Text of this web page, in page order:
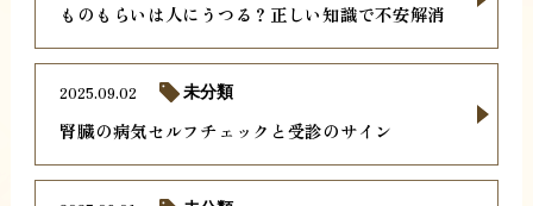
ものもらいは人にうつる？正しい知識で不安解消
腎臓の病気セルフチェックと受診のサイン
2025.09.02 未分類